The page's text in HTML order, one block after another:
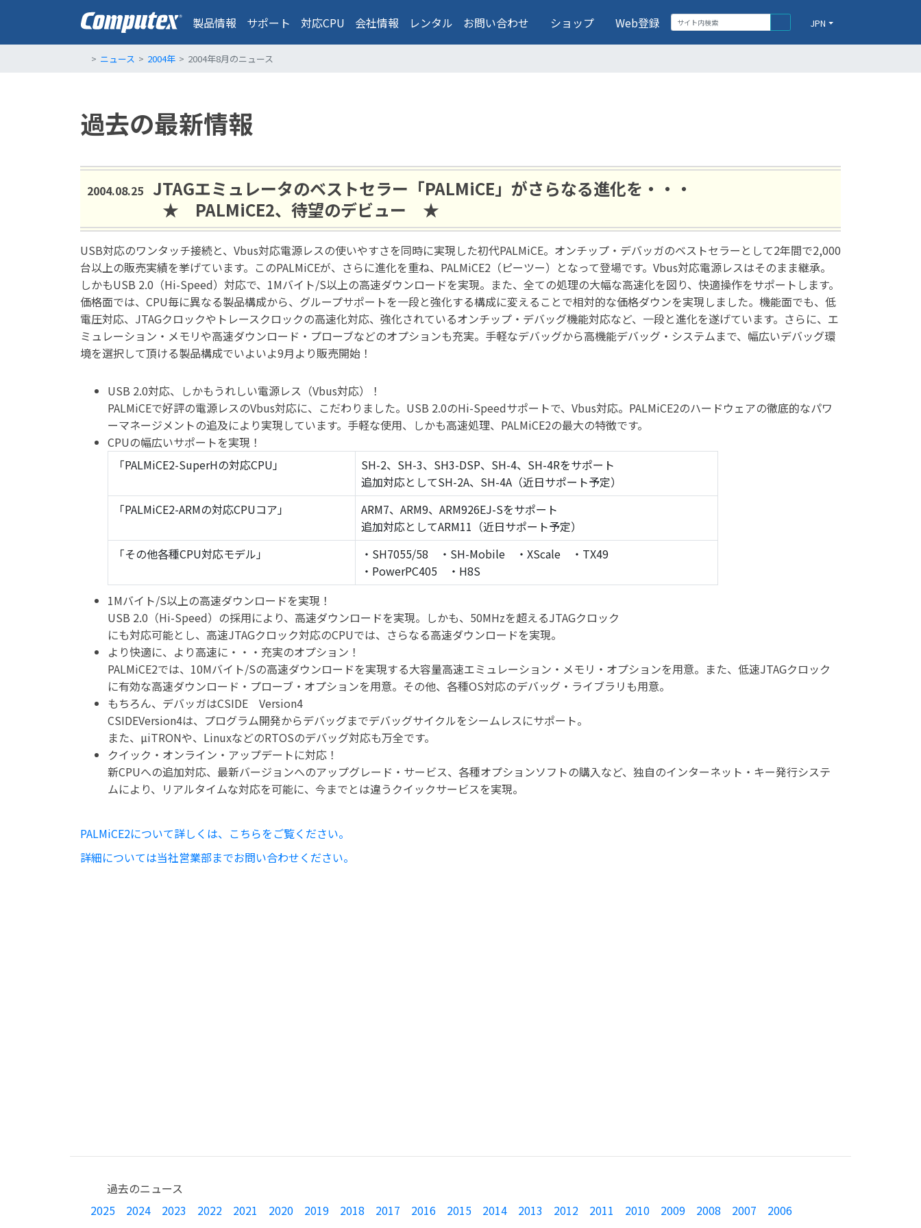
製品情報 サポート 対応CPU 会社情報 レンタル お問い合わせ ショップ Web登録 JPN
ニュース 2004年 2004年8月のニュース
過去の最新情報
2004.08.25 JTAGエミュレータのベストセラー「PALMiCE」がさらなる進化を・・・
★ PALMiCE2、待望のデビュー ★
USB対応のワンタッチ接続と、Vbus対応電源レスの使いやすさを同時に実現した初代PALMiCE。オンチップ・デバッガのベストセラーとして2年間で2,000
台以上の販売実績を挙げています。このPALMiCEが、さらに進化を重ね、PALMiCE2（ピーツー）となって登場です。Vbus対応電源レスはそのまま継承。
しかもUSB 2.0（Hi-Speed）対応で、1Mバイト/S以上の高速ダウンロードを実現。また、全ての処理の大幅な高速化を図り、快適操作をサポートします。
価格面では、CPU毎に異なる製品構成から、グループサポートを一段と強化する構成に変えることで相対的な価格ダウンを実現しました。機能面でも、低
電圧対応、JTAGクロックやトレースクロックの高速化対応、強化されているオンチップ・デバッグ機能対応など、一段と進化を遂げています。さらに、エ
ミュレーション・メモリや高速ダウンロード・プローブなどのオプションも充実。手軽なデバッグから高機能デバッグ・システムまで、幅広いデバッグ環
境を選択して頂ける製品構成でいよいよ9月より販売開始！
USB 2.0対応、しかもうれしい電源レス（Vbus対応）！
PALMiCEで好評の電源レスのVbus対応に、こだわりました。USB 2.0のHi-Speedサポートで、Vbus対応。PALMiCE2のハードウェアの徹底的なパワ
ーマネージメントの追及により実現しています。手軽な使用、しかも高速処理、PALMiCE2の最大の特徴です。
CPUの幅広いサポートを実現！
「PALMiCE2-SuperHの対応CPU」
SH-2、SH-3、SH3-DSP、SH-4、SH-4Rをサポート
追加対応としてSH-2A、SH-4A（近日サポート予定）
「PALMiCE2-ARMの対応CPUコア」
ARM7、ARM9、ARM926EJ-Sをサポート
追加対応としてARM11（近日サポート予定）
「その他各種CPU対応モデル」
・SH7055/58 ・SH-Mobile ・XScale ・TX49
・PowerPC405 ・H8S
1Mバイト/S以上の高速ダウンロードを実現！
USB 2.0（Hi-Speed）の採用により、高速ダウンロードを実現。しかも、50MHzを超えるJTAGクロック
にも対応可能とし、高速JTAGクロック対応のCPUでは、さらなる高速ダウンロードを実現。
より快適に、より高速に・・・充実のオプション！
PALMiCE2では、10Mバイト/Sの高速ダウンロードを実現する大容量高速エミュレーション・メモリ・オプションを用意。また、低速JTAGクロック
に有効な高速ダウンロード・プローブ・オプションを用意。その他、各種OS対応のデバッグ・ライブラリも用意。
もちろん、デバッガはCSIDE Version4
CSIDEVersion4は、プログラム開発からデバッグまでデバッグサイクルをシームレスにサポート。
また、µiTRONや、LinuxなどのRTOSのデバッグ対応も万全です。
クイック・オンライン・アップデートに対応！
新CPUへの追加対応、最新バージョンへのアップグレード・サービス、各種オプションソフトの購入など、独自のインターネット・キー発行システ
ムにより、リアルタイムな対応を可能に、今までとは違うクイックサービスを実現。
PALMiCE2について詳しくは、こちらをご覧ください。
詳細については当社営業部までお問い合わせください。
過去のニュース
2025
2024 2023 2022 2021 2020 2019 2018 2017 2016 2015 2014 2013 2012 2011 2010 2009 2008 2007
2006